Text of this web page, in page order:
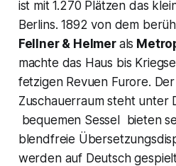
ist mit 1.270 Plätzen das
Berlins. 1892 von dem
Fellner & Helmer als
machte das Haus bis
fetzigen Revuen Furore.
Zuschauerraum steht unter
bequemen Sessel bieten
blendfreie
werden auf Deutsch